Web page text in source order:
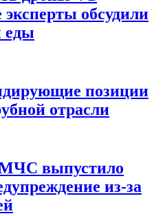
эксперты обсудили
еды
позиции
отрасли
МЧС выпустило
из-за